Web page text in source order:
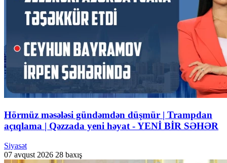
Hörmüz məsələsi gündəmdən düşmür | Trampdan
açıqlama | Qəzzada yeni həyat - YENİ BİR SƏHƏR
Siyasət
07 avqust 2026 28 baxış